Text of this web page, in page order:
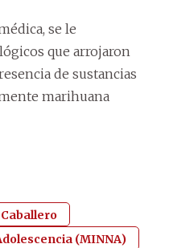
se le
que arrojaron
de sustancias
marihuana
(MINNA)